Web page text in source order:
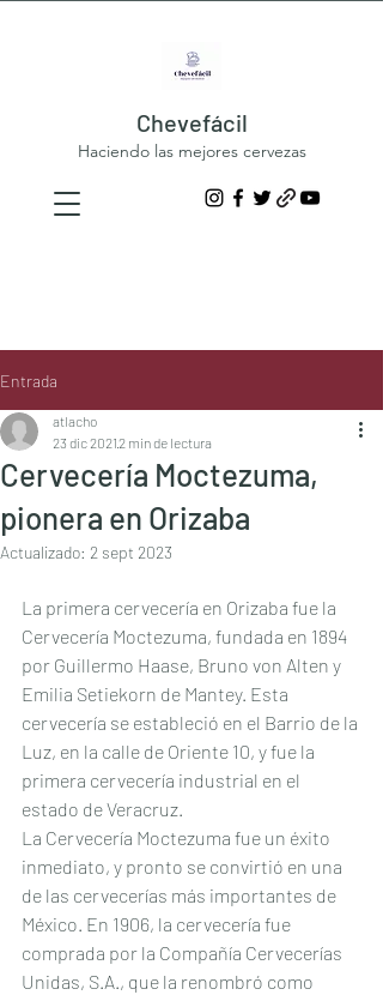
Chevefácil
Haciendo las mejores cervezas
Entrada
Cervecería Moctezuma,
pionera en Orizaba
atlacho
23 dic 20212 min de lectura
Actualizado: 2 sept 2023
La primera cervecería en Orizaba fue la
Cervecería Moctezuma, fundada en 1894
por Guillermo Haase, Bruno von Alten y
Emilia Setiekorn de Mantey. Esta
cervecería se estableció en el Barrio de la
Luz, en la calle de Oriente 10, y fue la
primera cervecería industrial en el
estado de Veracruz.
La Cervecería Moctezuma fue un éxito
inmediato, y pronto se convirtió en una
de las cervecerías más importantes de
México. En 1906, la cervecería fue
comprada por la Compañía Cervecerías
Unidas, S.A., que la renombró como